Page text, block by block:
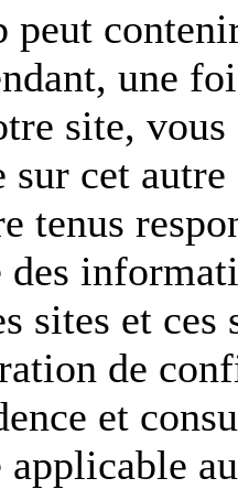
peut
une
site, vous
cet
tenus
sites et ces
de
et